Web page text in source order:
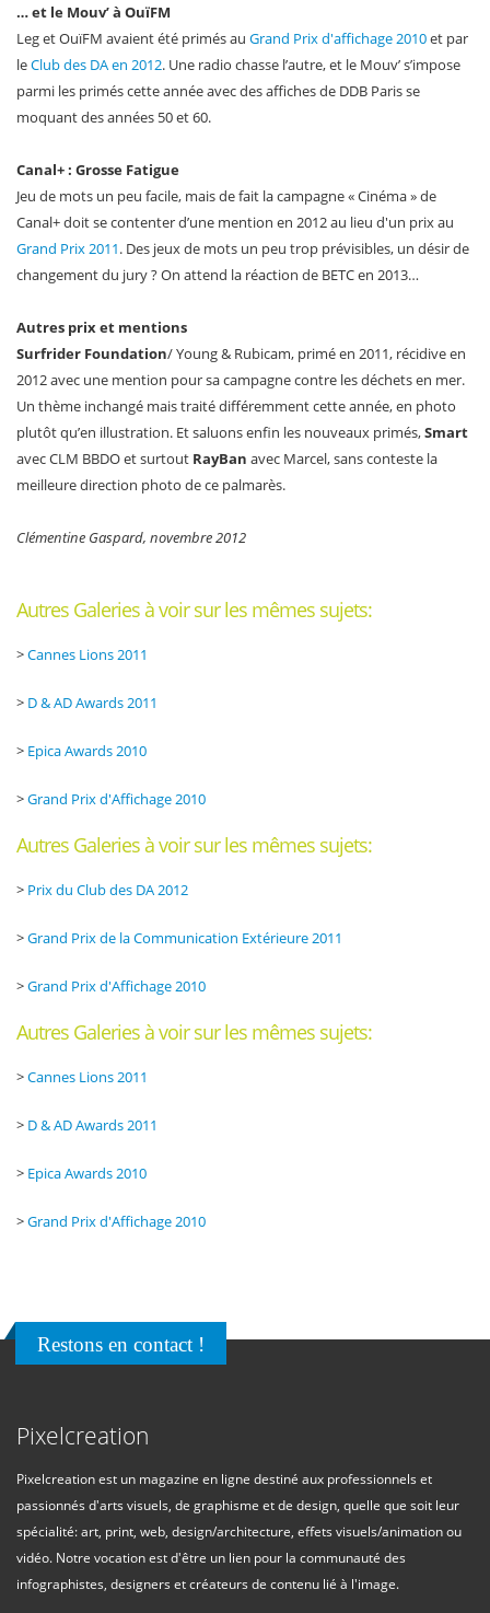
… et le Mouv’ à OuïFM
Leg et OuïFM avaient été primés au Grand Prix d'affichage 2010et par
leClub des DA en 2012. Une radio chasse l’autre, et le Mouv’ s’impose
parmi les primés cette année avec des affiches de DDB Paris se
moquant des années 50 et 60.
Canal+ : Grosse Fatigue
Jeu de mots un peu facile, mais de fait la campagne « Cinéma » de
Canal+ doit se contenter d’une mention en 2012 au lieu d'un prix au
Grand Prix 2011. Des jeux de mots un peu trop prévisibles, un désir de
changement du jury ? On attend la réaction de BETC en 2013…
Autres prix et mentions
Surfrider Foundation/ Young & Rubicam, primé en 2011, récidive en
2012 avec une mention pour sa campagne contre les déchets en mer.
Un thème inchangé mais traité différemment cette année, en photo
plutôt qu’en illustration. Et saluons enfin les nouveaux primés,Smart
avec CLM BBDO et surtout RayBan avec Marcel, sans conteste la
meilleure direction photo de ce palmarès.
Clémentine Gaspard, novembre 2012
Autres Galeries à voir sur les mêmes sujets:
>Cannes Lions 2011
> D & AD Awards 2011
> Epica Awards 2010
>Grand Prix d'Affichage 2010
Autres Galeries à voir sur les mêmes sujets:
> Prix du Club des DA 2012
>Grand Prix de la Communication Extérieure 2011
>Grand Prix d'Affichage 2010
Autres Galeries à voir sur les mêmes sujets:
>Cannes Lions 2011
> D & AD Awards 2011
> Epica Awards 2010
>Grand Prix d'Affichage 2010
Restons en contact !
Pixelcreation
Pixelcreation est un magazine en ligne destiné aux professionnels et
passionnés d'arts visuels, de graphisme et de design, quelle que soit leur
spécialité: art, print, web, design/architecture, effets visuels/animation ou
vidéo. Notre vocation est d'être un lien pour la communauté des
infographistes, designers et créateurs de contenu lié à l'image.